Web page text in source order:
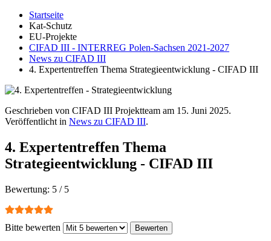
Startseite
Kat-Schutz
EU-Projekte
CIFAD III - INTERREG Polen-Sachsen 2021-2027
News zu CIFAD III
4. Expertentreffen Thema Strategieentwicklung - CIFAD III
Geschrieben von CIFAD III Projektteam am 15. Juni 2025.
Veröffentlicht in News zu CIFAD III.
4. Expertentreffen Thema
Strategieentwicklung - CIFAD III
Bewertung: 5 / 5
Bitte bewerten